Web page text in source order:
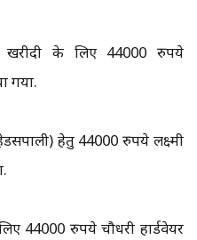
खरीदी के लिए 44000 रुपये
गया.
हेतु 44000 रुपये लक्ष्मी
44000 रुपये चौधरी हार्डवेयर